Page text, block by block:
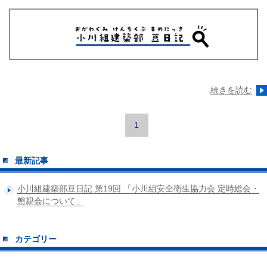
続きを読む
1
最新記事
小川組建築部豆日記 第19回 「小川組安全衛生協力会 定時総会・
懇親会について」
カテゴリー